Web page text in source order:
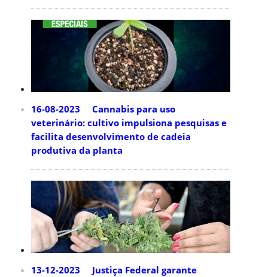
16-08-2023 Cannabis para uso
veterinário: cultivo impulsiona pesquisas e
facilita desenvolvimento de cadeia
produtiva da planta
13-12-2023 Justiça Federal garante